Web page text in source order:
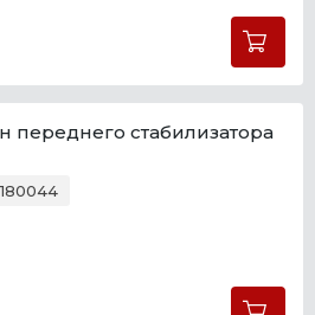
переднего стабилизатора